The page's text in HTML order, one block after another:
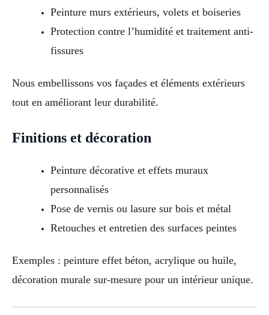
Peinture murs extérieurs, volets et boiseries
Protection contre l’humidité et traitement anti-
fissures
Nous embellissons vos façades et éléments extérieurs
tout en améliorant leur durabilité.
Finitions et décoration
Peinture décorative et effets muraux
personnalisés
Pose de vernis ou lasure sur bois et métal
Retouches et entretien des surfaces peintes
Exemples : peinture effet béton, acrylique ou huile,
décoration murale sur-mesure pour un intérieur unique.